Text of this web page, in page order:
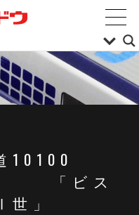
10100
ス
」